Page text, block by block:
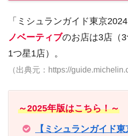
「ミシュランガイド東京
ノベーティブのお店は3店（3
1つ星1店）。
（出典元：https://
～2025年版はこちら！～
【ミシュランガイド